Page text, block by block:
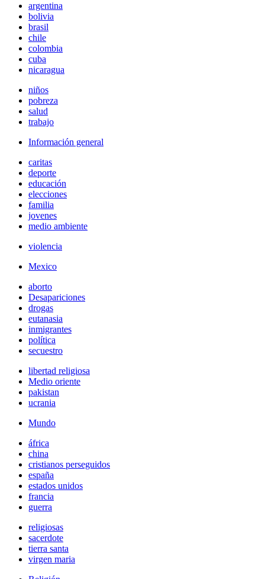
argentina
bolivia
brasil
chile
colombia
cuba
nicaragua
niños
pobreza
salud
trabajo
Información general
caritas
deporte
educación
elecciones
familia
jovenes
medio ambiente
violencia
Mexico
aborto
Desapariciones
drogas
eutanasia
inmigrantes
política
secuestro
libertad religiosa
Medio oriente
pakistan
ucrania
Mundo
áfrica
china
cristianos perseguidos
españa
estados unidos
francia
guerra
religiosas
sacerdote
tierra santa
virgen maria